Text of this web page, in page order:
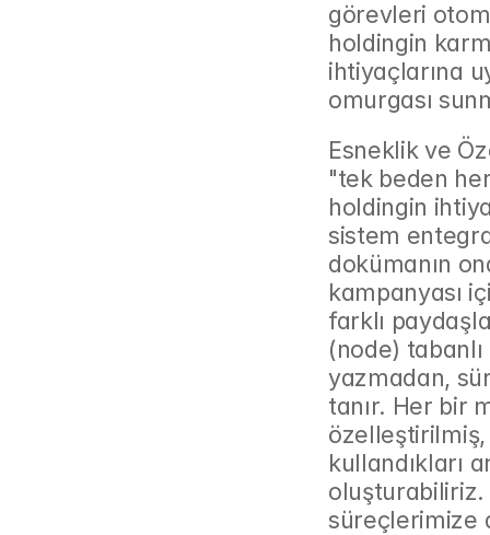
görevleri
holdingin
ihtiyaçlarına
omurgası
Esneklik ve
"tek beden
holdingin
sistem
dokümanın
kampanyası
farklı
(node)
yazmadan,
tanır. Her bir
özelleştirilmiş,
kullandıkları
oluşturabiliriz.
süreçlerimize